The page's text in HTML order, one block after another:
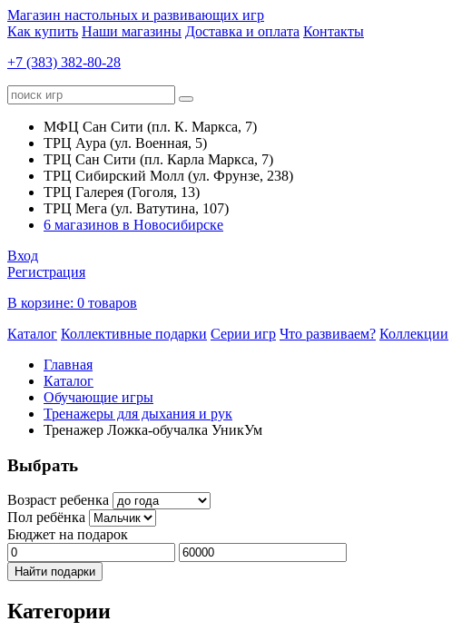
Магазин настольных и развивающих игр
Как купить Наши магазины Доставка и оплата Контакты
+7 (383) 382-80-28
МФЦ Сан Сити (пл. К. Маркса, 7)
ТРЦ Аура (ул. Военная, 5)
ТРЦ Сан Сити (пл. Карла Маркса, 7)
ТРЦ Сибирский Молл (ул. Фрунзе, 238)
ТРЦ Галерея (Гоголя, 13)
ТРЦ Мега (ул. Ватутина, 107)
6 магазинов в Новосибирске
Вход
Регистрация
В корзине: 0 товаров
Каталог Коллективные подарки Серии игр Что развиваем? Коллекции
Главная
Каталог
Обучающие игры
Тренажеры для дыхания и рук
Тренажер Ложка-обучалка УникУм
Выбрать
Возраст ребенка
Пол ребёнка
Бюджет на подарок
Найти подарки
Категории